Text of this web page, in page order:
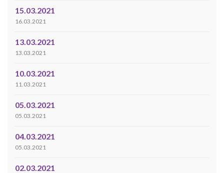
15.03.2021
16.03.2021
13.03.2021
13.03.2021
10.03.2021
11.03.2021
05.03.2021
05.03.2021
04.03.2021
05.03.2021
02.03.2021